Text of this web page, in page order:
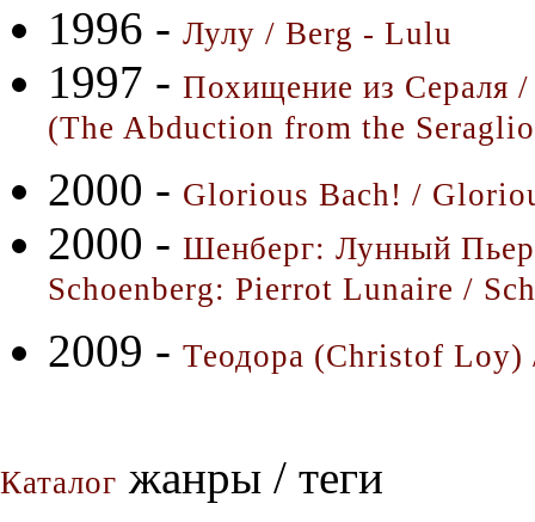
1996 - Лулу / Berg - Lulu
1997 - Похищение из Сераля
(The Abduction from the
2000 - Glorious Bach! /
2000 - Шенберг: Лунный
Schoenberg: Pierrot Lunaire /
2009 - Теодора (Christof Loy)
Каталог жанры / теги